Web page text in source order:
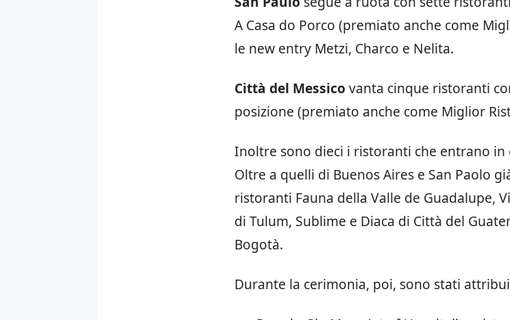
A Casa do Porco (premiato anche come
le new entry Metzi, Charco e Nelita.
Città del Messico vanta cinque ristoranti
posizione (premiato anche come Miglior
Inoltre sono dieci i ristoranti che entrano in
Oltre a quelli di Buenos Aires e San Paolo
ristoranti Fauna della Valle de Guadalupe,
di Tulum, Sublime e Diaca di Città del
Bogotà.
Durante la cerimonia, poi, sono stati